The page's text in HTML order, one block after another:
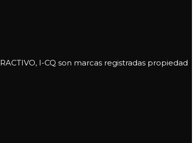
I-CQ son marcas registradas propiedad